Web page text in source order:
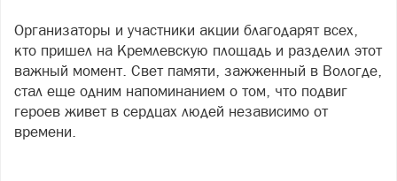
Организаторы и участники акции благодарят всех,
кто пришел на Кремлевскую площадь и разделил этот
важный момент. Свет памяти, зажженный в Вологде,
стал еще одним напоминанием о том, что подвиг
героев живет в сердцах людей независимо от
времени.